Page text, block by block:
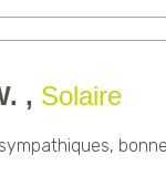
, Solaire